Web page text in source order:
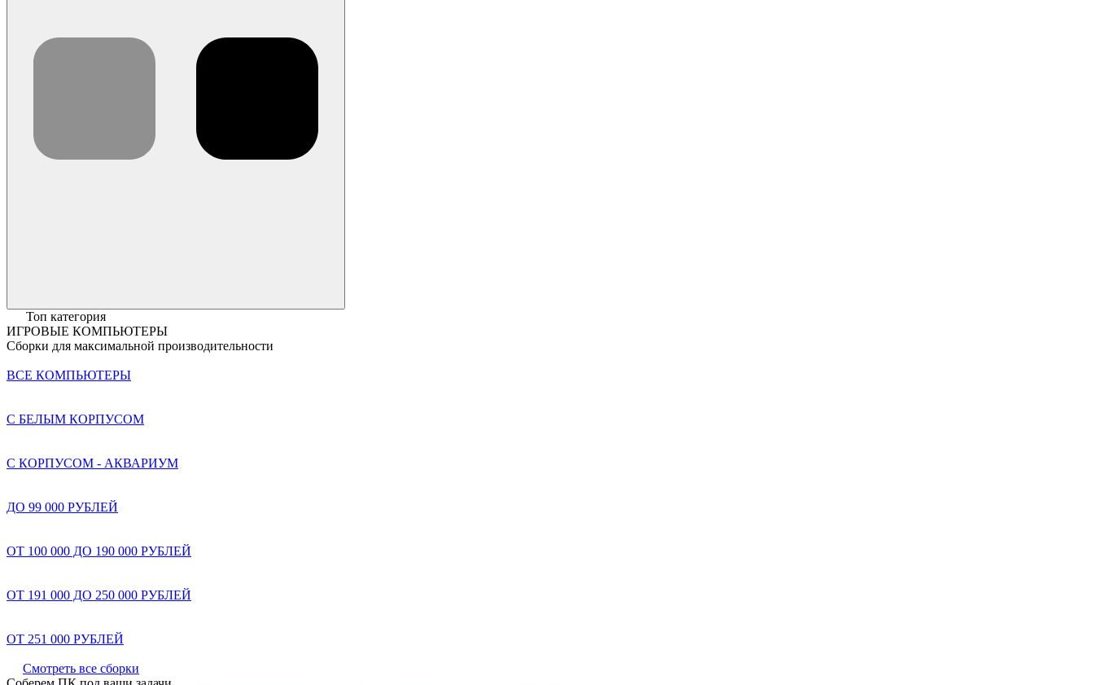
Топ категория
ИГРОВЫЕ КОМПЬЮТЕРЫ
Сборки для максимальной производительности
ВСЕ КОМПЬЮТЕРЫ
С БЕЛЫМ КОРПУСОМ
С КОРПУСОМ - АКВАРИУМ
ДО 99 000 РУБЛЕЙ
ОТ 100 000 ДО 190 000 РУБЛЕЙ
ОТ 191 000 ДО 250 000 РУБЛЕЙ
ОТ 251 000 РУБЛЕЙ
Смотреть все сборки